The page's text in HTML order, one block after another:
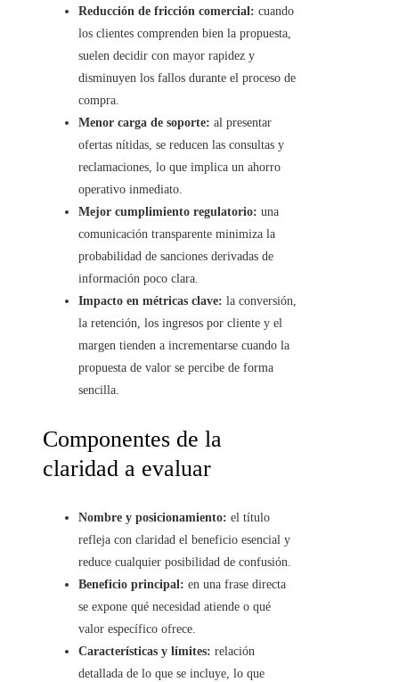
Reducción de fricción comercial: cuando
los clientes comprenden bien la propuesta,
suelen decidir con mayor rapidez y
disminuyen los fallos durante el proceso de
compra.
Menor carga de soporte: al presentar
ofertas nítidas, se reducen las consultas y
reclamaciones, lo que implica un ahorro
operativo inmediato.
Mejor cumplimiento regulatorio: una
comunicación transparente minimiza la
probabilidad de sanciones derivadas de
información poco clara.
Impacto en métricas clave: la conversión,
la retención, los ingresos por cliente y el
margen tienden a incrementarse cuando la
propuesta de valor se percibe de forma
sencilla.
Componentes de la
claridad a evaluar
Nombre y posicionamiento: el título
refleja con claridad el beneficio esencial y
reduce cualquier posibilidad de confusión.
Beneficio principal: en una frase directa
se expone qué necesidad atiende o qué
valor específico ofrece.
Características y límites: relación
detallada de lo que se incluye, lo que